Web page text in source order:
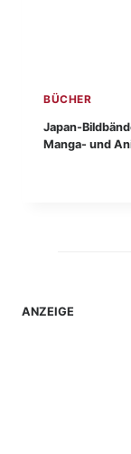
BÜCHER
Japan-
Manga- und
ANZEIGE